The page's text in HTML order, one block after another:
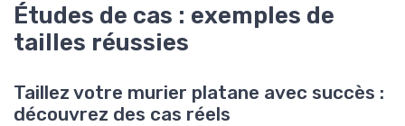
Études de cas : exemples de
tailles réussies
Taillez votre murier platane avec succès :
découvrez des cas réels